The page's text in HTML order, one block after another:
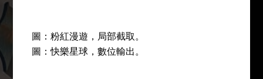
圖：粉紅漫遊，局部截取。
圖：快樂星球，數位輸出。